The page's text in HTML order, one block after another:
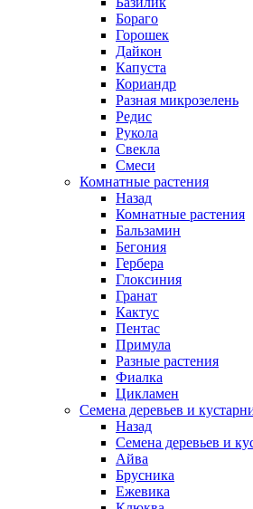
Бораго
Горошек
Дайкон
Капуста
Кориандр
Разная микрозелень
Редис
Рукола
Свекла
Смеси
Комнатные растения
Назад
Комнатные растения
Бальзамин
Бегония
Гербера
Глоксиния
Гранат
Кактус
Пентас
Примула
Разные растения
Фиалка
Цикламен
Семена деревьев и
Назад
Семена деревьев и
Айва
Брусника
Ежевика